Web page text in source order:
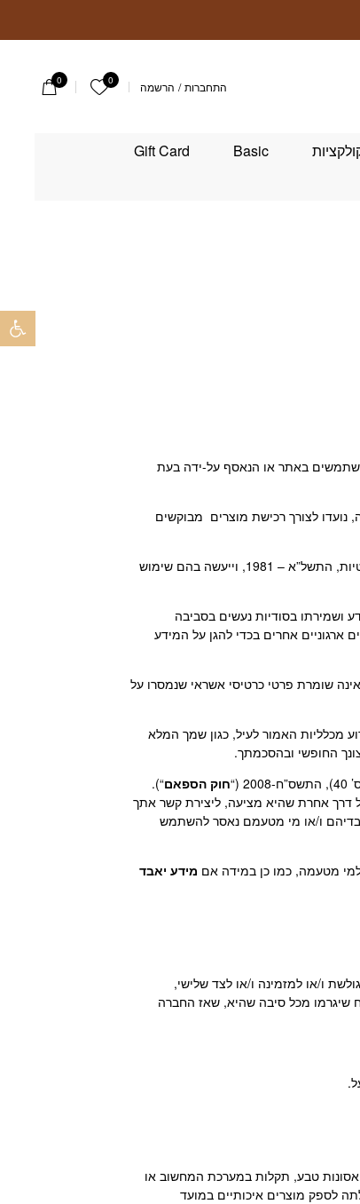
התחברות / הרשמה 0 הרשימה שלי
0
Basic
Gift Card
באתר או הנאסף על-ידה בעת
לצורך רכישת מוצרים מבוקשים
), יישמרו במאגר המידע של האתר בהתאם להוראות חוק הגנת הפרטיות, התשל”א – 1981, וייעשה בהם שימוש
ושמירתו בסודיות נעשים בסביבה
אחרים בכדי להגן על המידע
שומרת פרטי כרטיסי אשראי שנמסרו על
מכלליות האמור לעיל, כגון שמך המלא
החופשי ובהסכמתך.
חוק הספאם“).
דרך אחרת שהיא מציעה, ליצירת קשר אתך
ו/או מי מטעמם נאסר להשתמש
מטעמה, כמו כן במידה אם מידע יאבד
ו/או למזמינה ו/או לצד שלישי,
שיגרמו מכל סיבה שהיא, שאז החברה
טבע, תקלות במערכת המחשוב או
לספק מוצרים איכותיים במועד